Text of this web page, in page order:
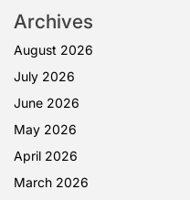
Archives
August 2026
July 2026
June 2026
May 2026
April 2026
March 2026